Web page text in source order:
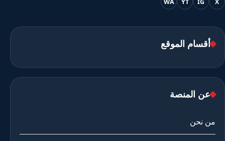
أقسام الموقع
عن المنصة
من نحن